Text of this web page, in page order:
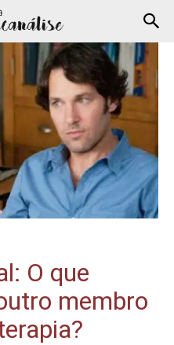
O que
membro